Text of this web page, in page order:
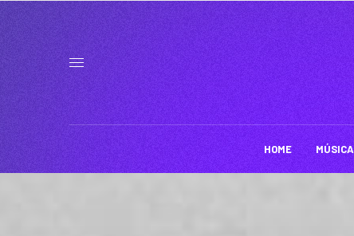
HOME MÚSICA